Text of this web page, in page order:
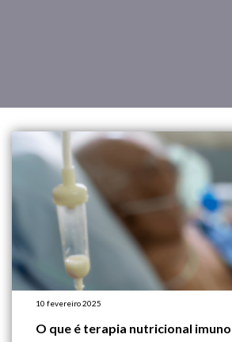
10 fevereiro 2025
O que é terapia nutricional